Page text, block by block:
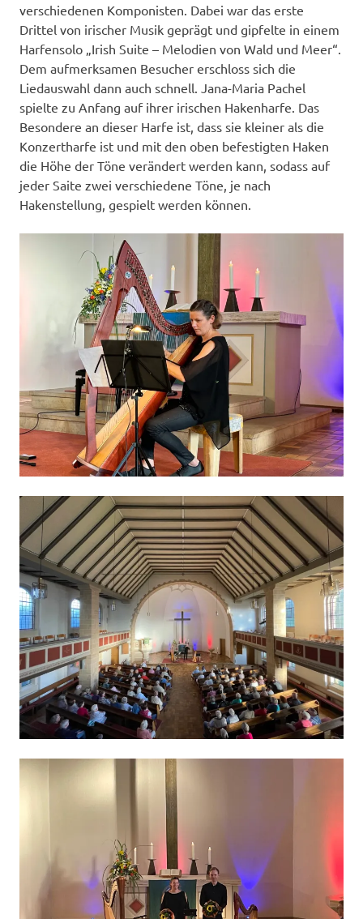
verschiedenen Komponisten. Dabei war das erste
Drittel von irischer Musik geprägt und gipfelte in einem
Harfensolo „Irish Suite – Melodien von Wald und Meer“.
Dem aufmerksamen Besucher erschloss sich die
Liedauswahl dann auch schnell. Jana-Maria Pachel
spielte zu Anfang auf ihrer irischen Hakenharfe. Das
Besondere an dieser Harfe ist, dass sie kleiner als die
Konzertharfe ist und mit den oben befestigten Haken
die Höhe der Töne verändert werden kann, sodass auf
jeder Saite zwei verschiedene Töne, je nach
Hakenstellung, gespielt werden können.